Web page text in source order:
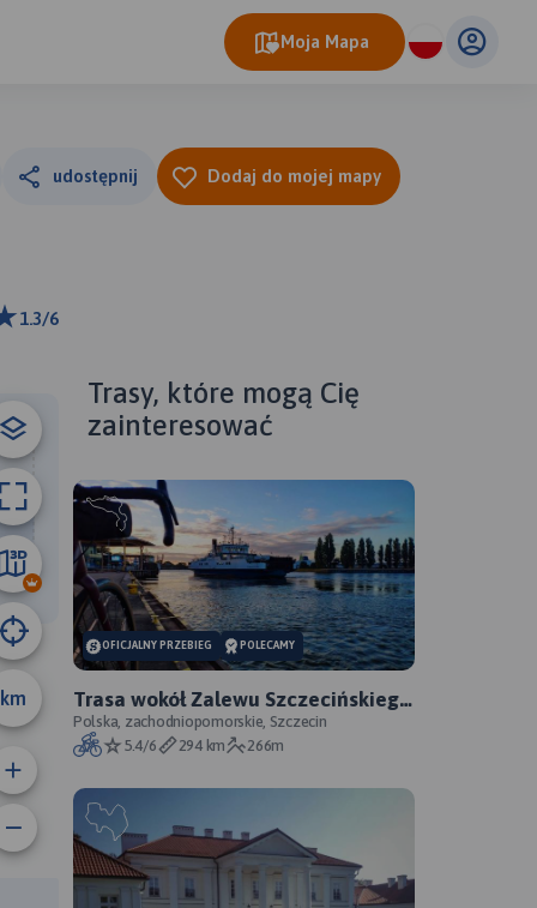
Moja Mapa
udostępnij Dodaj do mojej mapy
1.3/6
km
37 km
Trasy, które mogą Cię
zainteresować
OFICJALNY PRZEBIEG POLECAMY
Trasa wokół Zalewu Szczecińskiego
- oficjalny przebieg szlaku
Polska, zachodniopomorskie, Szczecin
5.4/6
294 km 266m